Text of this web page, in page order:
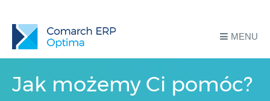
MENU
Jak możemy Ci pomóc?